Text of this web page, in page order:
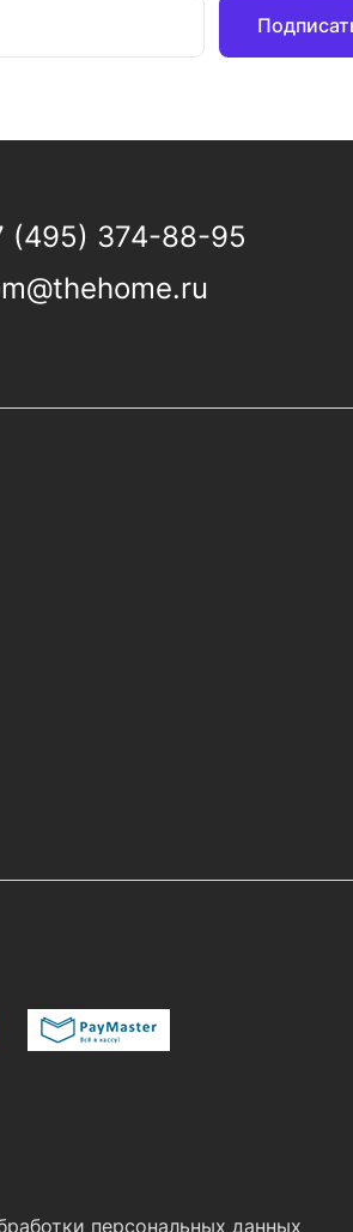
(495) 374-88-95
персональных данных